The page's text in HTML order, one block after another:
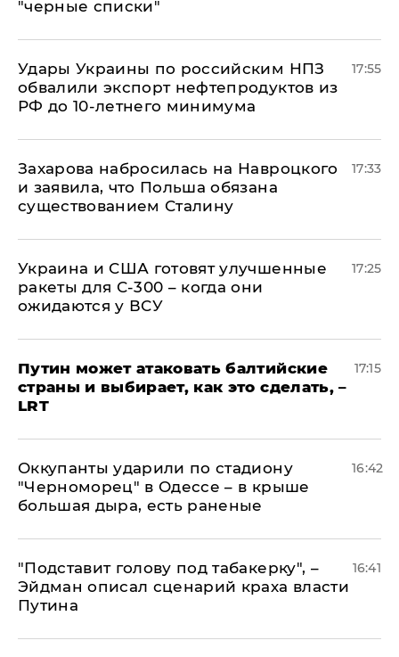
"черные списки"
Удары Украины по российским НПЗ
обвалили экспорт нефтепродуктов из
РФ до 10-летнего минимума
17:55
​Захарова набросилась на Навроцкого
и заявила, что Польша обязана
существованием Сталину
17:33
Украина и США готовят улучшенные
ракеты для С-300 – когда они
ожидаются у ВСУ
17:25
Путин может атаковать балтийские
страны и выбирает, как это сделать, –
LRT
17:15
Оккупанты ударили по стадиону
"Черноморец" в Одессе – в крыше
большая дыра, есть раненые
16:42
​"Подставит голову под табакерку", –
Эйдман описал сценарий краха власти
Путина
16:41